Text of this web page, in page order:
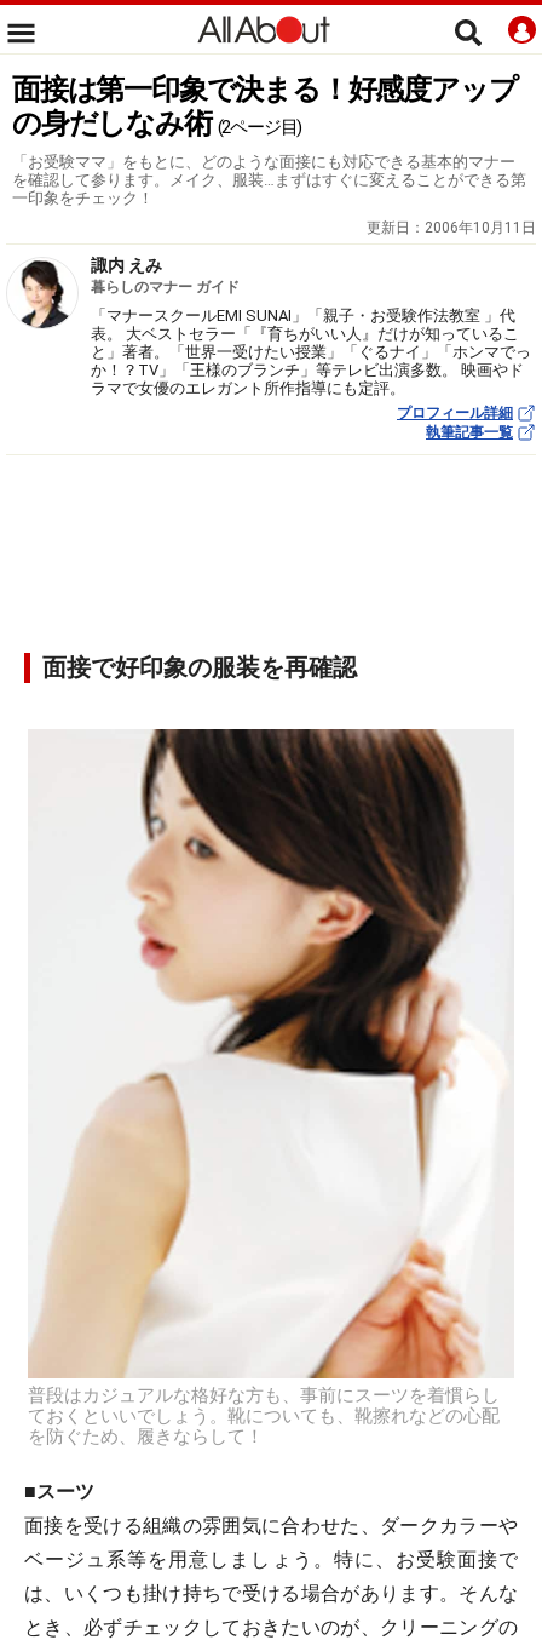
面接は第一印象で決まる！好感度アップ
の身だしなみ術 (2ページ目)
「お受験ママ」をもとに、どのような面接にも対応できる基本的マナー
を確認して参ります。メイク、服装…まずはすぐに変えることができる第
一印象をチェック！
更新日： 2006年10月11日
諏内 えみ
暮らしのマナー ガイド
「マナースクールEMI SUNAI」「親子・お受験作法教室 」代
表。 大ベストセラー「『育ちがいい人』だけが知っているこ
と」著者。「世界一受けたい授業」「ぐるナイ」「ホンマでっ
か！？TV」「王様のブランチ」等テレビ出演多数。 映画やド
ラマで女優のエレガント所作指導にも定評。
プロフィール詳細
執筆記事一覧
面接で好印象の服装を再確認
普段はカジュアルな格好な方も、事前にスーツを着慣らし
ておくといいでしょう。靴についても、靴擦れなどの心配
を防ぐため、履きならして！
■スーツ
面接を受ける組織の雰囲気に合わせた、ダークカラーや
ベージュ系等を用意しましょう。特に、お受験面接で
は、いくつも掛け持ちで受ける場合があります。そんな
とき、必ずチェックしておきたいのが、クリーニングの